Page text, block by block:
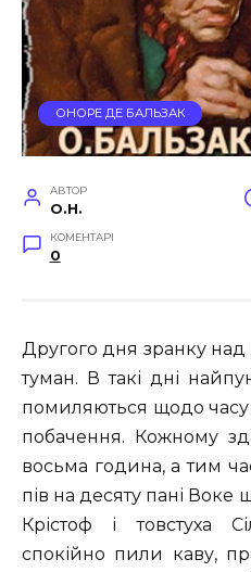
ОНОРЕ ДЕ БАЛЬЗАК
АВТОР
O.H.
КОМЕНТАРІ
0
Другого дня зранку
туман. В такі дні
помиляються щодо часу
побачення. Кожному
восьма година, а тим
пів на десяту пані Воке
Крістоф і товстуха
спокійно пили каву,